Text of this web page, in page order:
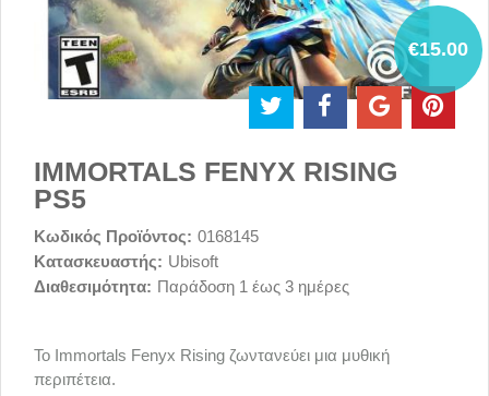
€15.00
IMMORTALS FENYX RISING
PS5
Κωδικός Προϊόντος: 0168145
Κατασκευαστής: Ubisoft
Διαθεσιμότητα: Παράδοση 1 έως 3 ημέρες
Το Immortals Fenyx Rising ζωντανεύει μια μυθική
περιπέτεια.